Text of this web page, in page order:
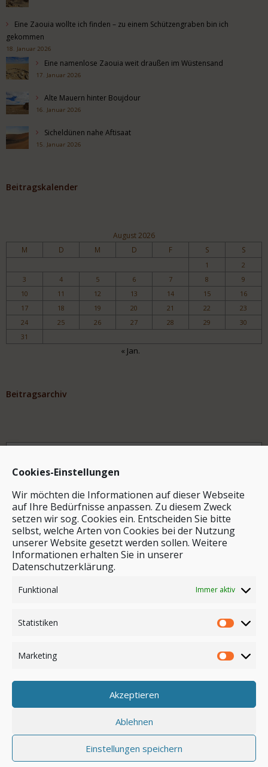
Cookies-Einstellungen
Wir möchten die Informationen auf dieser Webseite
auf Ihre Bedürfnisse anpassen. Zu diesem Zweck
setzen wir sog. Cookies ein. Entscheiden Sie bitte
selbst, welche Arten von Cookies bei der Nutzung
unserer Website gesetzt werden sollen. Weitere
Informationen erhalten Sie in unserer
Datenschutzerklärung.
Funktional Immer aktiv
Statistiken
Marketing
Akzeptieren
Ablehnen
Einstellungen speichern
Eine Zaouia wollte ich finden – zu einem Schützengraben bin ich
gekommen
18. Januar 2026
Eine namenlose Zaouia weit draußen im Wüstensand
17. Januar 2026
Alte Mauern hinter Boujdour
16. Januar 2026
Sicheldünen nahe Aftisaat
15. Januar 2026
Beitragskalender
August 2026
M D M D F S S
1
2
3
4 5 6 7 8
9
10
11 12 13 14 15
16
17
18 19 20 21 22
23
24
25 26 27 28 29
30
31
« Jan.
Beitragsarchiv
Archiv
Stichwortsuche
Anmelden
© by safar-reiseblog.de